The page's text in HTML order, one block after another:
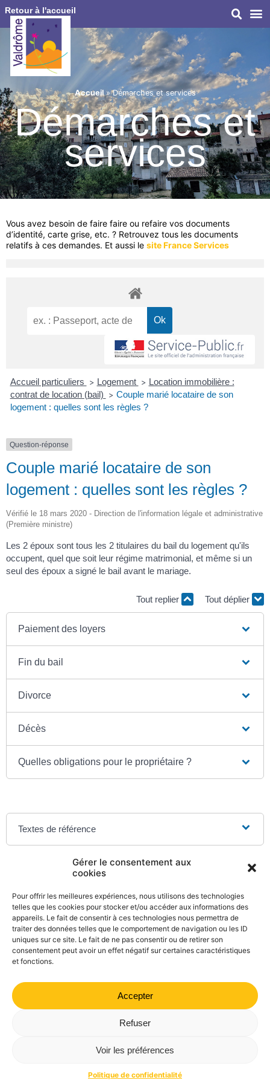
Gérer le consentement aux
cookies
Pour offrir les meilleures expériences, nous utilisons des technologies
telles que les cookies pour stocker et/ou accéder aux informations des
appareils. Le fait de consentir à ces technologies nous permettra de
traiter des données telles que le comportement de navigation ou les ID
uniques sur ce site. Le fait de ne pas consentir ou de retirer son
consentement peut avoir un effet négatif sur certaines caractéristiques
et fonctions.
Accepter
Refuser
Voir les préférences
Politique de confidentialité
Retour à l'accueil
Accueil»Démarches et services
Démarches et
services
Vous avez besoin de faire faire ou refaire vos documents
d’identité, carte grise, etc. ? Retrouvez tous les documents
relatifs à ces demandes. Et aussi le site France Services
Accueil particuliers > Logement > Location immobilière :
contrat de location (bail)
> Couple marié locataire de son
logement : quelles sont les règles ?
Question-réponse
Couple marié locataire de son
logement : quelles sont les règles ?
Vérifié le 18 mars 2020 - Direction de l'information légale et administrative
(Première ministre)
Les 2 époux sont tous les 2 titulaires du bail du logement qu'ils
occupent, quel que soit leur régime matrimonial, et même si un
seul des époux a signé le bail avant le mariage.
Tout replier Tout déplier
Paiement des loyers
Fin du bail
Divorce
Décès
Quelles obligations pour le propriétaire ?
Textes de référence
Divorce, séparation de corps
Famille - Scolarité
Mariage
Famille - Scolarité
© Direction de l'information légale et administrative
comarquage developpé par
21 40 70
Politique de confidentialité
Mentions légales